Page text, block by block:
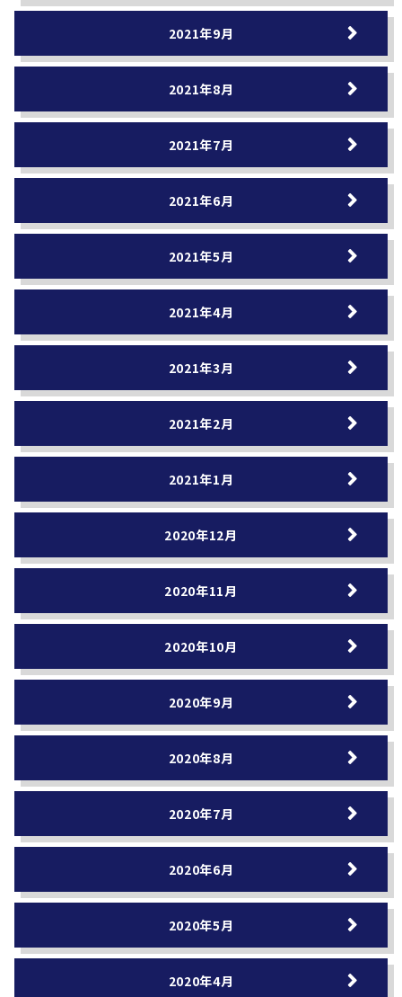
2021年9月
2021年8月
2021年7月
2021年6月
2021年5月
2021年4月
2021年3月
2021年2月
2021年1月
2020年12月
2020年11月
2020年10月
2020年9月
2020年8月
2020年7月
2020年6月
2020年5月
2020年4月